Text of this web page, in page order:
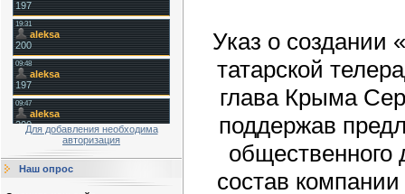
Для добавления необходима
авторизация
Наш опрос
Указ о создании
татарской
глава Крыма
поддержав
состав